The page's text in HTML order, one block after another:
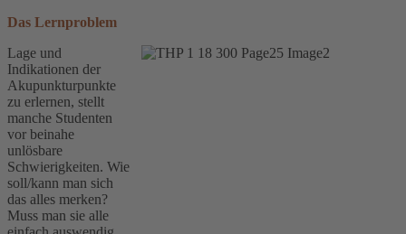
Das Lernproblem
Lage und
Indikationen der
Akupunkturpunkte
zu erlernen, stellt
manche Studenten
vor beinahe
unlösbare
Schwierigkeiten. Wie
soll/kann man sich
das alles merken?
Muss man sie alle